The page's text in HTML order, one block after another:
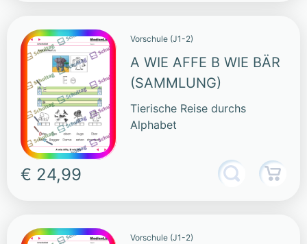
Vorschule (J1-2)
A WIE AFFE B WIE BÄR
(SAMMLUNG)
Tierische Reise durchs
Alphabet
€ 24,99
Vorschule (J1-2)